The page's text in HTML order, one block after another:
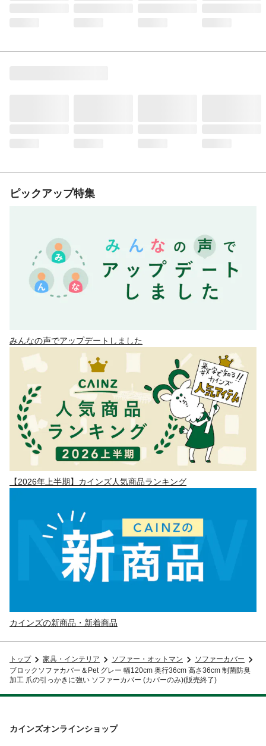
ピックアップ特集
みんなの声でアップデートしました
【2026年上半期】カインズ人気商品ランキング
カインズの新商品・新着商品
トップ 家具・インテリア ソファー・オットマン
ソファーカバー
ブロックソファカバー＆Pet グレー 幅120cm 奥行36cm 高さ36cm 制菌防臭
加工 爪の引っかきに強い ソファーカバー (カバーのみ)(販売終了)
カインズオンラインショップ